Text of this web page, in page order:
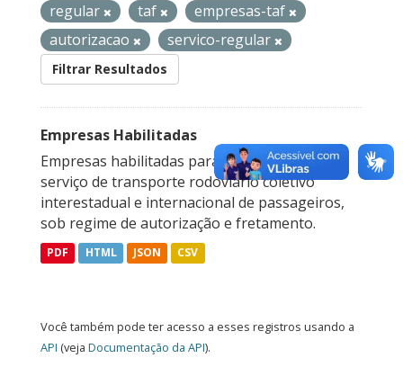
regular
taf
empresas-taf
autorizacao
servico-regular
Filtrar Resultados
Empresas Habilitadas
Empresas habilitadas para a prestação do
serviço de transporte rodoviário coletivo
interestadual e internacional de passageiros,
sob regime de autorização e fretamento.
PDF HTML JSON CSV
Você também pode ter acesso a esses registros usando a
API (veja Documentação da API).